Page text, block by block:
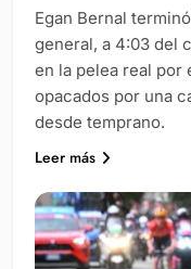
Egan Bernal
general, a 4:03 del
en la pelea real por
opacados por una
desde temprano.
Leer más